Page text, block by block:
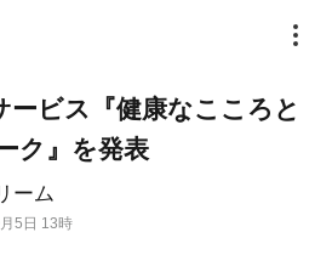
ーム
5日 13時
ービス『健康なこころと
ク』を発表